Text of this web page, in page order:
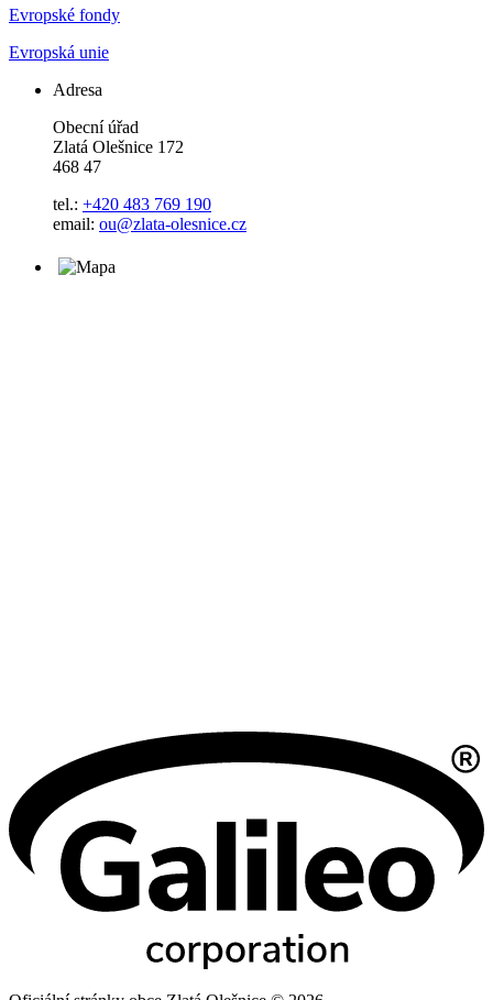
Evropské fondy
Evropská unie
Adresa
Obecní úřad
Zlatá Olešnice 172
468 47
tel.: +420 483 769 190
email: ou@zlata-olesnice.cz